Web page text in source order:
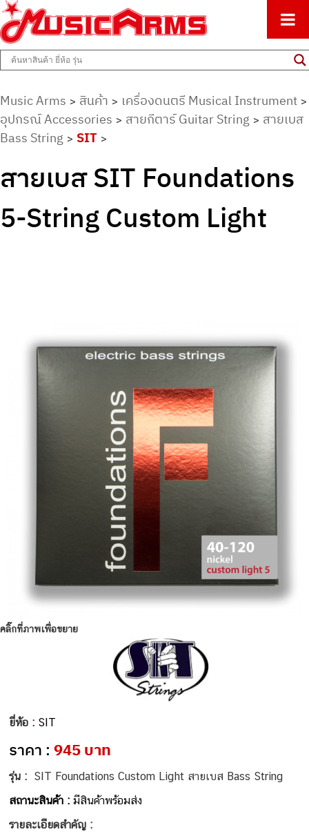
Music Arms
ศูนย์รวมครื่องดนตรีทุกชนิด ตั้งแต่เริ่มต้นถึงมืออาชีพ
Music Arms > สินค้า > เครื่องดนตรี Musical Instrument >
อุปกรณ์ Accessories > สายกีตาร์ Guitar String > สายเบส
Bass String > SIT >
สายเบส SIT Foundations
5-String Custom Light
คลิ๊กที่ภาพเพื่อขยาย
ยี่ห้อ : SIT
ราคา :945 บาท
รุ่น : SIT Foundations Custom Light สายเบส Bass String
สถานะสินค้า :มีสินค้าพร้อมส่ง
รายละเอียดสำคัญ :